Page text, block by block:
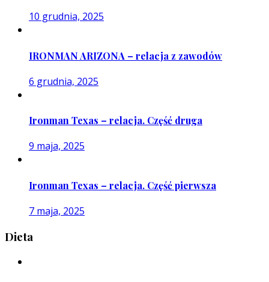
10 grudnia, 2025
IRONMAN ARIZONA – relacja z zawodów
6 grudnia, 2025
Ironman Texas – relacja. Część druga
9 maja, 2025
Ironman Texas – relacja. Część pierwsza
7 maja, 2025
Dieta